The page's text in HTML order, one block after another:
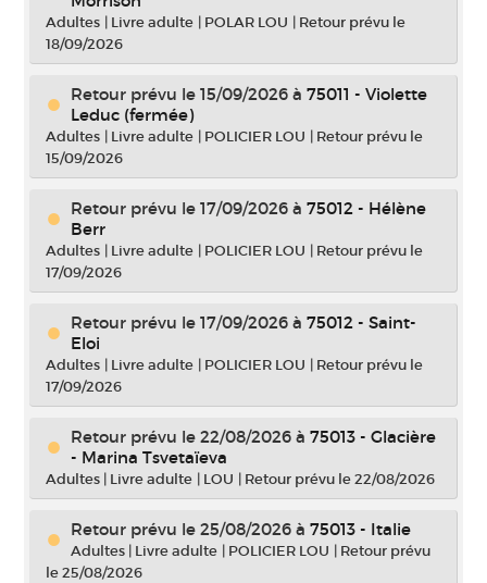
Adultes | Livre adulte | POLAR LOU | Retour prévu le
18/09/2026
Retour prévu le 15/09/2026 à 75011 - Violette
Leduc (fermée)
Adultes | Livre adulte | POLICIER LOU | Retour prévu le
15/09/2026
Retour prévu le 17/09/2026 à 75012 - Hélène
Berr
Adultes | Livre adulte | POLICIER LOU | Retour prévu le
17/09/2026
Retour prévu le 17/09/2026 à 75012 - Saint-
Eloi
Adultes | Livre adulte | POLICIER LOU | Retour prévu le
17/09/2026
Retour prévu le 22/08/2026 à 75013 - Glacière
- Marina Tsvetaïeva
Adultes | Livre adulte | LOU | Retour prévu le 22/08/2026
Retour prévu le 25/08/2026 à 75013 - Italie
Adultes | Livre adulte | POLICIER LOU | Retour prévu
le 25/08/2026